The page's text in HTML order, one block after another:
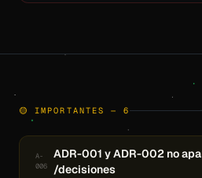
🟡 IMPORTANTES — 6
A-
006
ADR-001 y ADR-002 no
/decisiones